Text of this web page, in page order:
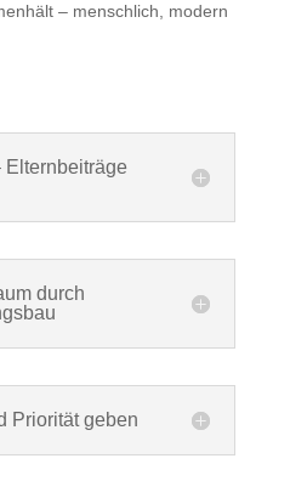
– menschlich, modern
Elternbeiträge
durch
Priorität geben